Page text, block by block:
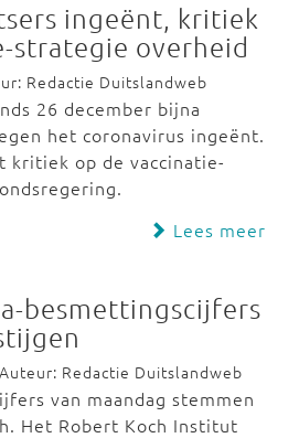
ingeënt, kritiek
strategie overheid
Redactie Duitslandweb
26 december bijna
het coronavirus ingeënt.
kritiek op de vaccinatie-
Lees meer
besmettingscijfers
Redactie Duitslandweb
van maandag stemmen
Het Robert Koch Institut